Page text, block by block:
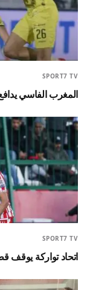
SPORT7 TV
المغرب الفاسي
SPORT7 TV
اتحاد تواركة يوقف